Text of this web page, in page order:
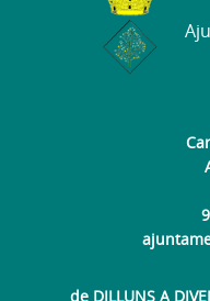
de DILLUNS A